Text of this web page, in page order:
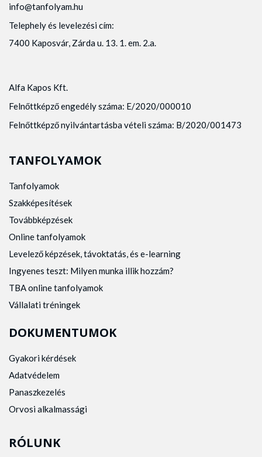
info@tanfolyam.hu
Telephely és levelezési cím:
7400 Kaposvár, Zárda u. 13. 1. em. 2.a.
Alfa Kapos Kft.
Felnőttképző engedély száma: E/2020/000010
Felnőttképző nyilvántartásba vételi száma: B/2020/001473
TANFOLYAMOK
Tanfolyamok
Szakképesítések
Továbbképzések
Online tanfolyamok
Levelező képzések, távoktatás, és e-learning
Ingyenes teszt: Milyen munka illik hozzám?
TBA online tanfolyamok
Vállalati tréningek
DOKUMENTUMOK
Gyakori kérdések
Adatvédelem
Panaszkezelés
Orvosi alkalmassági
RÓLUNK